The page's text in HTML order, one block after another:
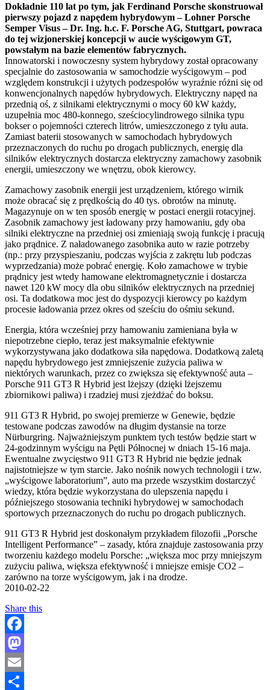
Dokładnie 110 lat po tym, jak Ferdinand Porsche skonstruował
pierwszy pojazd z napędem hybrydowym – Lohner Porsche
Semper Visus – Dr. Ing. h.c. F. Porsche AG, Stuttgart, powraca
do tej wizjonerskiej koncepcji w aucie wyścigowym GT,
powstałym na bazie elementów fabrycznych.
Innowatorski i nowoczesny system hybrydowy został opracowany
specjalnie do zastosowania w samochodzie wyścigowym – pod
względem konstrukcji i użytych podzespołów wyraźnie różni się od
konwencjonalnych napędów hybrydowych. Elektryczny napęd na
przednią oś, z silnikami elektrycznymi o mocy 60 kW każdy,
uzupełnia moc 480-konnego, sześciocylindrowego silnika typu
bokser o pojemności czterech litrów, umieszczonego z tyłu auta.
Zamiast baterii stosowanych w samochodach hybrydowych
przeznaczonych do ruchu po drogach publicznych, energię dla
silników elektrycznych dostarcza elektryczny zamachowy zasobnik
energii, umieszczony we wnętrzu, obok kierowcy.
Zamachowy zasobnik energii jest urządzeniem, którego wirnik
może obracać się z prędkością do 40 tys. obrotów na minutę.
Magazynuje on w ten sposób energię w postaci energii rotacyjnej.
Zasobnik zamachowy jest ładowany przy hamowaniu, gdy oba
silniki elektryczne na przedniej osi zmieniają swoją funkcję i pracują
jako prądnice. Z naładowanego zasobnika auto w razie potrzeby
(np.: przy przyspieszaniu, podczas wyjścia z zakrętu lub podczas
wyprzedzania) może pobrać energię. Koło zamachowe w trybie
prądnicy jest wtedy hamowane elektromagnetycznie i dostarcza
nawet 120 kW mocy dla obu silników elektrycznych na przedniej
osi. Ta dodatkowa moc jest do dyspozycji kierowcy po każdym
procesie ładowania przez okres od sześciu do ośmiu sekund.
Energia, która wcześniej przy hamowaniu zamieniana była w
niepotrzebne ciepło, teraz jest maksymalnie efektywnie
wykorzystywana jako dodatkowa siła napędowa. Dodatkową zaletą
napędu hybrydowego jest zmniejszenie zużycia paliwa w
niektórych warunkach, przez co zwiększa się efektywność auta –
Porsche 911 GT3 R Hybrid jest lżejszy (dzięki lżejszemu
zbiornikowi paliwa) i rzadziej musi zjeżdżać do boksu.
911 GT3 R Hybrid, po swojej premierze w Genewie, będzie
testowane podczas zawodów na długim dystansie na torze
Nürburgring. Najważniejszym punktem tych testów będzie start w
24-godzinnym wyścigu na Pętli Północnej w dniach 15-16 maja.
Ewentualne zwycięstwo 911 GT3 R Hybrid nie będzie jednak
najistotniejsze w tym starcie. Jako nośnik nowych technologii i tzw.
„wyścigowe laboratorium”, auto ma przede wszystkim dostarczyć
wiedzy, która będzie wykorzystana do ulepszenia napędu i
późniejszego stosowania techniki hybrydowej w samochodach
sportowych przeznaczonych do ruchu po drogach publicznych.
911 GT3 R Hybrid jest doskonałym przykładem filozofii „Porsche
Intelligent Performance” – zasady, która znajduje zastosowania przy
tworzeniu każdego modelu Porsche: „większa moc przy mniejszym
zużyciu paliwa, większa efektywność i mniejsze emisje CO2 –
zarówno na torze wyścigowym, jak i na drodze.
2010-02-22
Share this
Facebook
Mastodon
Email